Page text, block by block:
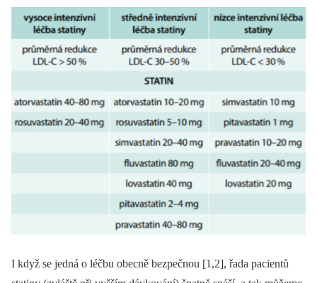
I když se jedná o léčbu obecně bezpečnou [1,2], řada pacientů